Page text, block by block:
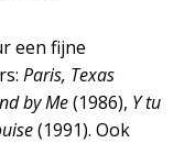
een fijne
Paris, Texas
by Me(1986), Y tu
(1991). Ook